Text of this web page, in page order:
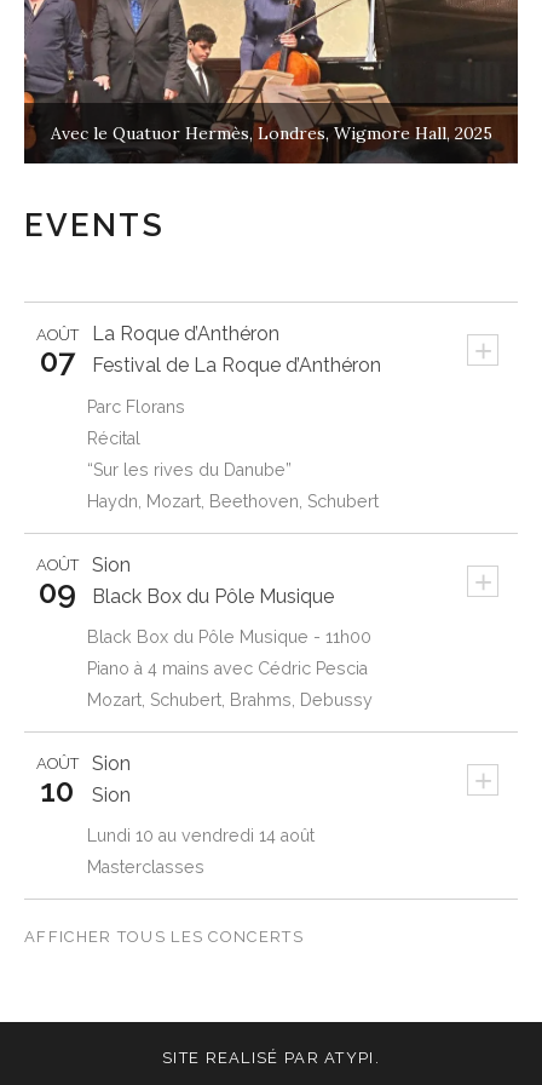
Avec le Quatuor Hermès, Londres, Wigmore Hall, 2025
EVENTS
La Roque d’Anthéron +
AOÛT
07 Festival de La Roque d’Anthéron
Parc Florans
Récital
“Sur les rives du Danube”
Haydn, Mozart, Beethoven, Schubert
Sion +
AOÛT
09 Black Box du Pôle Musique
Black Box du Pôle Musique - 11h00
Piano à 4 mains avec Cédric Pescia
Mozart, Schubert, Brahms, Debussy
Sion +
AOÛT
10 Sion
Lundi 10 au vendredi 14 août
Masterclasses
AFFICHER TOUS LES CONCERTS
SITE REALISÉ PARATYPI